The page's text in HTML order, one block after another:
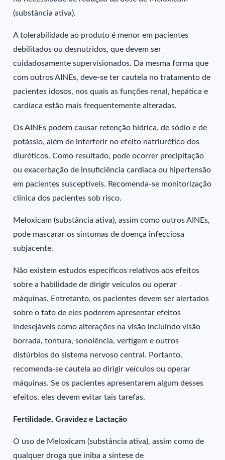
(substância ativa).
A tolerabilidade ao produto é menor em pacientes
debilitados ou desnutridos, que devem ser
cuidadosamente supervisionados. Da mesma forma que
com outros AINEs, deve-se ter cautela no tratamento de
pacientes idosos, nos quais as funções renal, hepática e
cardíaca estão mais frequentemente alteradas.
Os AINEs podem causar retenção hídrica, de sódio e de
potássio, além de interferir no efeito natriurético dos
diuréticos. Como resultado, pode ocorrer precipitação
ou exacerbação de insuficiência cardíaca ou hipertensão
em pacientes susceptíveis. Recomenda-se monitorização
clínica dos pacientes sob risco.
Meloxicam (substância ativa), assim como outros AINEs,
pode mascarar os sintomas de doença infecciosa
subjacente.
Não existem estudos específicos relativos aos efeitos
sobre a habilidade de dirigir veículos ou operar
máquinas. Entretanto, os pacientes devem ser alertados
sobre o fato de eles poderem apresentar efeitos
indesejáveis como alterações na visão incluindo visão
borrada, tontura, sonolência, vertigem e outros
distúrbios do sistema nervoso central. Portanto,
recomenda-se cautela ao dirigir veículos ou operar
máquinas. Se os pacientes apresentarem algum desses
efeitos, eles devem evitar tais tarefas.
Fertilidade, Gravidez e Lactação
O uso de Meloxicam (substância ativa), assim como de
qualquer droga que iniba a síntese de